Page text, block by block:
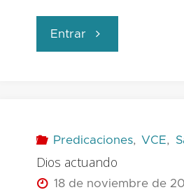
Entrar "La
Predicaciones, VCE,
Dios actuando
18 de noviembre de